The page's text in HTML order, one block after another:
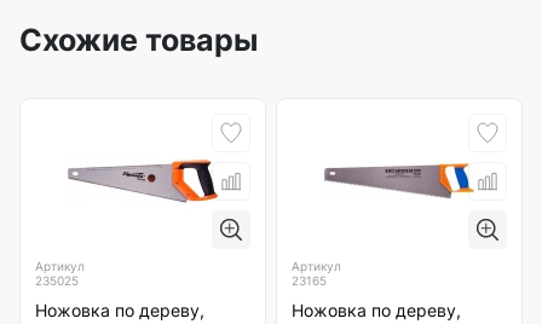
Схожие товары
Артикул
235025
Ножовка по дереву,
Артикул
23165
Ножовка по дереву,